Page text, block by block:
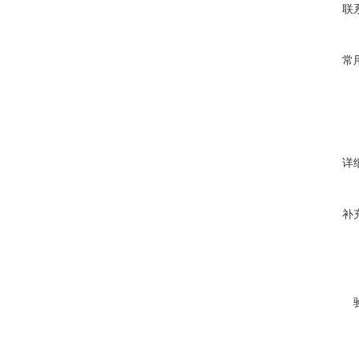
联
常
详
补